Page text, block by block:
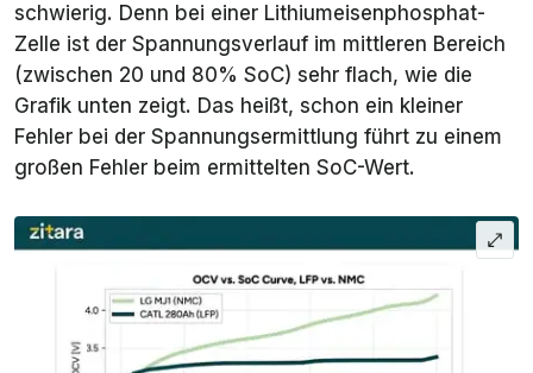
schwierig. Denn bei einer Lithiumeisenphosphat-
Zelle ist der Spannungsverlauf im mittleren Bereich
(zwischen 20 und 80% SoC) sehr flach, wie die
Grafik unten zeigt. Das heißt, schon ein kleiner
Fehler bei der Spannungsermittlung führt zu einem
großen Fehler beim ermittelten SoC-Wert.